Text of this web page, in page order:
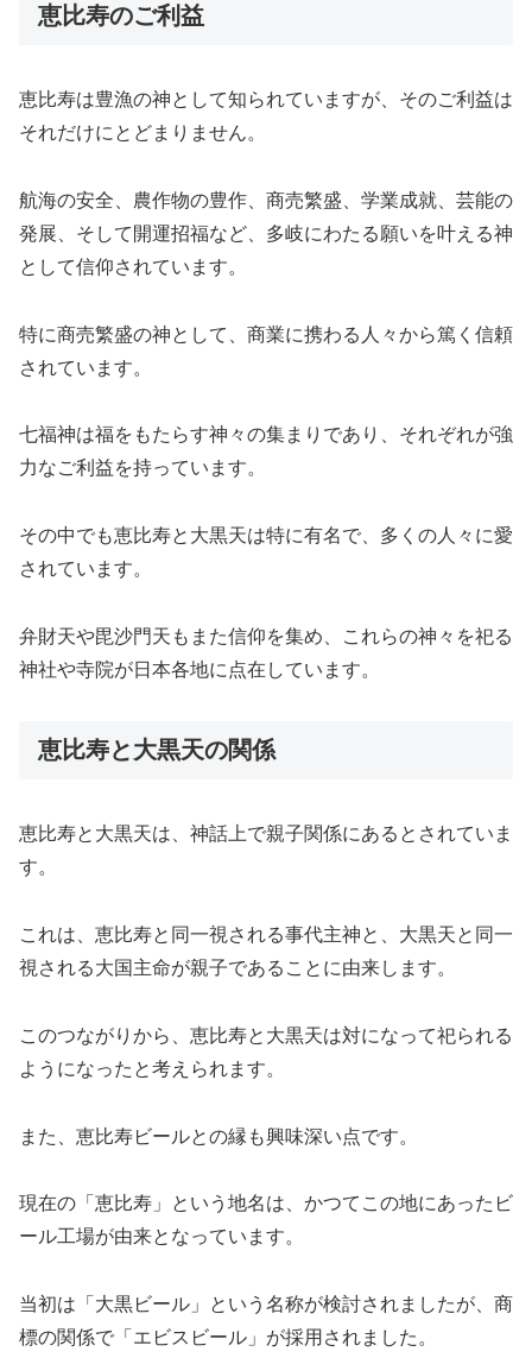
恵比寿のご利益
恵比寿は豊漁の神として知られていますが、そのご利益は
それだけにとどまりません。
航海の安全、農作物の豊作、商売繁盛、学業成就、芸能の
発展、そして開運招福など、多岐にわたる願いを叶える神
として信仰されています。
特に商売繁盛の神として、商業に携わる人々から篤く信頼
されています。
七福神は福をもたらす神々の集まりであり、それぞれが強
力なご利益を持っています。
その中でも恵比寿と大黒天は特に有名で、多くの人々に愛
されています。
弁財天や毘沙門天もまた信仰を集め、これらの神々を祀る
神社や寺院が日本各地に点在しています。
恵比寿と大黒天の関係
恵比寿と大黒天は、神話上で親子関係にあるとされていま
す。
これは、恵比寿と同一視される事代主神と、大黒天と同一
視される大国主命が親子であることに由来します。
このつながりから、恵比寿と大黒天は対になって祀られる
ようになったと考えられます。
また、恵比寿ビールとの縁も興味深い点です。
現在の「恵比寿」という地名は、かつてこの地にあったビ
ール工場が由来となっています。
当初は「大黒ビール」という名称が検討されましたが、商
標の関係で「エビスビール」が採用されました。